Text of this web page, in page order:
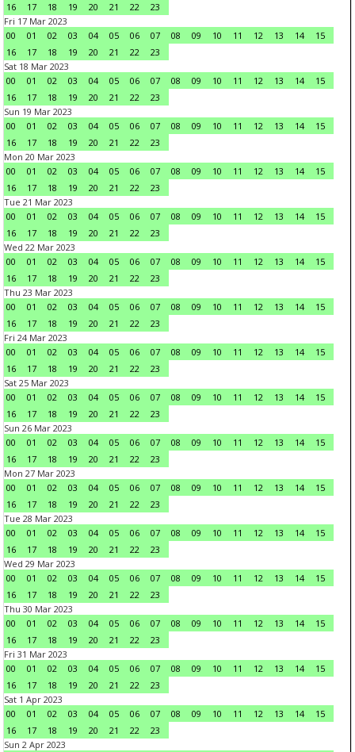
16 17 18 19 20 21 22
23
Fri 17 Mar 2023
00
01 02 03 04 05 06 07 08 09 10 11 12 13 14
15
16
17 18 19 20 21 22
23
Sat 18 Mar 2023
00
01 02 03 04 05 06 07 08 09 10 11 12 13 14
15
16
17 18 19 20 21 22
23
Sun 19 Mar 2023
00
01 02 03 04 05 06 07 08 09 10 11 12 13 14
15
16
17 18 19 20 21 22
23
Mon 20 Mar 2023
00
01 02 03 04 05 06 07 08 09 10 11 12 13 14
15
16
17 18 19 20 21 22
23
Tue 21 Mar 2023
00
01 02 03 04 05 06 07 08 09 10 11 12 13 14
15
16
17 18 19 20 21 22
23
Wed 22 Mar 2023
00
01 02 03 04 05 06 07 08 09 10 11 12 13 14
15
16
17 18 19 20 21 22
23
Thu 23 Mar 2023
00
01 02 03 04 05 06 07 08 09 10 11 12 13 14
15
16
17 18 19 20 21 22
23
Fri 24 Mar 2023
00
01 02 03 04 05 06 07 08 09 10 11 12 13 14
15
16
17 18 19 20 21 22
23
Sat 25 Mar 2023
00
01 02 03 04 05 06 07 08 09 10 11 12 13 14
15
16
17 18 19 20 21 22
23
Sun 26 Mar 2023
00
01 02 03 04 05 06 07 08 09 10 11 12 13 14
15
16
17 18 19 20 21 22
23
Mon 27 Mar 2023
00
01 02 03 04 05 06 07 08 09 10 11 12 13 14
15
16
17 18 19 20 21 22
23
Tue 28 Mar 2023
00
01 02 03 04 05 06 07 08 09 10 11 12 13 14
15
16
17 18 19 20 21 22
23
Wed 29 Mar 2023
00
01 02 03 04 05 06 07 08 09 10 11 12 13 14
15
16
17 18 19 20 21 22
23
Thu 30 Mar 2023
00
01 02 03 04 05 06 07 08 09 10 11 12 13 14
15
16
17 18 19 20 21 22
23
Fri 31 Mar 2023
00
01 02 03 04 05 06 07 08 09 10 11 12 13 14
15
16
17 18 19 20 21 22
23
Sat 1 Apr 2023
00
01 02 03 04 05 06 07 08 09 10 11 12 13 14
15
16
17 18 19 20 21 22
23
Sun 2 Apr 2023